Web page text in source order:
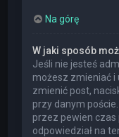
Na górę
W jaki sposób
Jeśli nie jesteś
możesz zmieniać i
zmienić post,
przy danym
przez pewien czas
odpowiedział na